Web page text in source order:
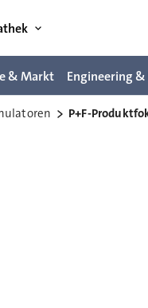
& Markt Engineering
P+F-